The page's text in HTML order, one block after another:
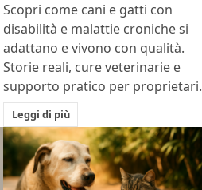
Scopri come cani e gatti con
disabilità e malattie croniche si
adattano e vivono con qualità.
Storie reali, cure veterinarie e
supporto pratico per proprietari.
Leggi di più